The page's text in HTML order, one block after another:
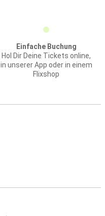
Einfache Buchung
Hol Dir Deine Tickets online,
in unserer App oder in einem
Flixshop